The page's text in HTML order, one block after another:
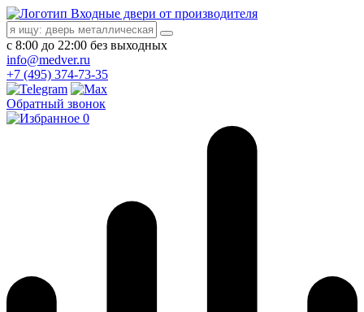
Входные двери от производителя
с 8:00 до 22:00 без выходных
info@medver.ru
+7 (495) 374-73-35
Обратный звонок
0